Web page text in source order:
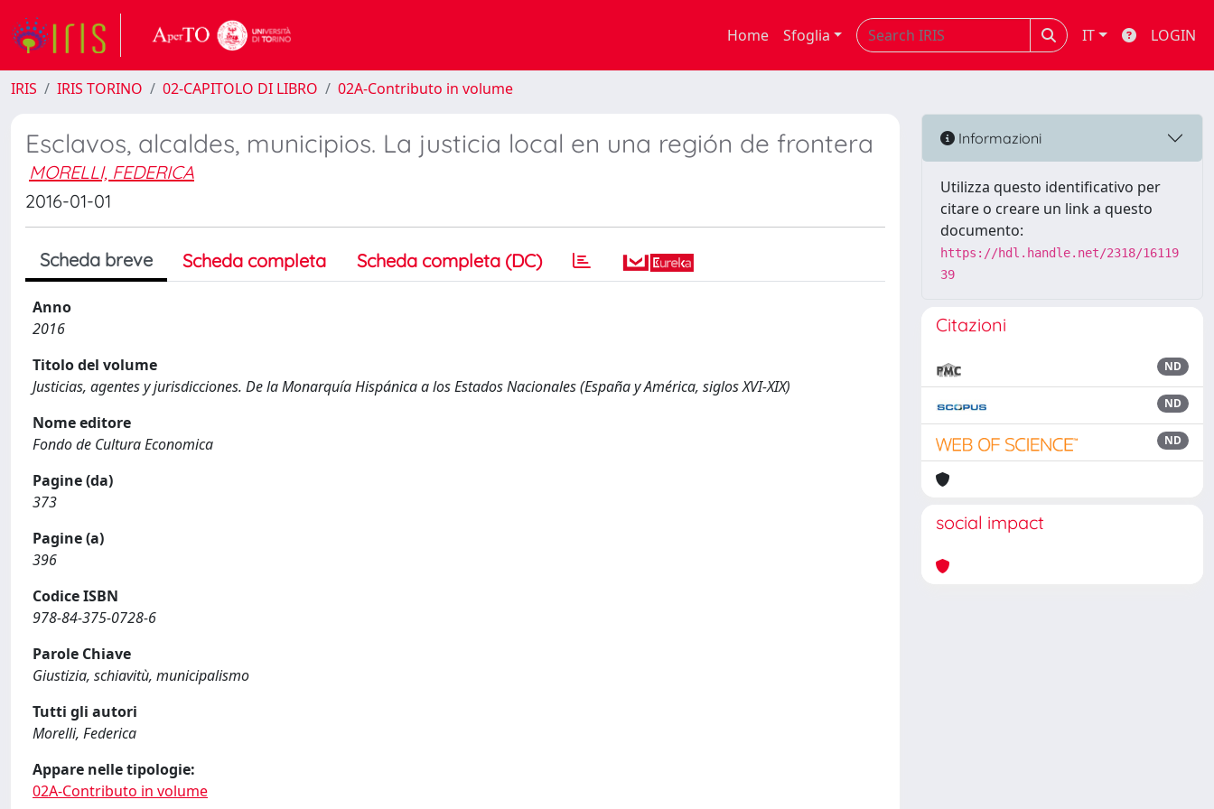
Home Sfoglia IT LOGIN
IRIS IRIS TORINO 02-CAPITOLO DI LIBRO 02A-Contributo in volume
Esclavos, alcaldes, municipios. La justicia local en una región de frontera
MORELLI, FEDERICA
2016-01-01
Scheda breve Scheda completa Scheda completa (DC)
Anno
2016
Titolo del volume
Justicias, agentes y jurisdicciones. De la Monarquía Hispánica a los Estados Nacionales (España y América, siglos XVI-XIX)
Nome editore
Fondo de Cultura Economica
Pagine (da)
373
Pagine (a)
396
Codice ISBN
978-84-375-0728-6
Parole Chiave
Giustizia, schiavitù, municipalismo
Tutti gli autori
Morelli, Federica
Appare nelle tipologie:
02A-Contributo in volume
Informazioni
Utilizza questo identificativo per
citare o creare un link a questo
documento:
https://hdl.handle.net/2318/16119
39
Citazioni
ND
ND
ND
social impact